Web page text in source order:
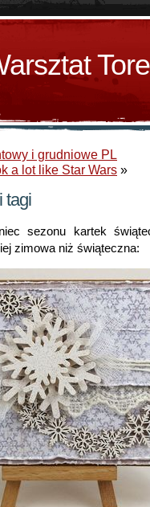
i grudniowe PL
a lot like Star Wars »
tagi
sezonu kartek
zimowa niż świąteczna: